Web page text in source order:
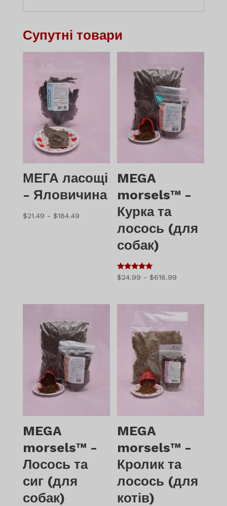
Супутні товари
МЕГА ласощі
- Яловичина
$21.49 - $184.49Діапазон
MEGA
morsels™ -
Курка та
лосось (для
собак)
5
з 5
$24.99 - $618.99
-
$618.99
MEGA
morsels™ -
Лосось та
сиг (для
собак)
MEGA
morsels™ -
Кролик та
лосось (для
котів)